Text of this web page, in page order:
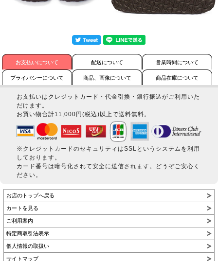
お支払いについて 配送について 営業時間について
プライバシーについて 商品、画像について 商品在庫について
お支払いはクレジットカード・代金引換・銀行振込がご利用いた
だけます。
お買い物合計11,000円(税込)以上で送料無料。
※クレジットカードのセキュリティはSSLというシステムを利用
しております。
カード番号は暗号化されて安全に送信されます。どうぞご安心く
ださい。
お店のトップへ戻る
カートを見る
ご利用案内
特定商取引法表示
個人情報の取扱い
サイトマップ